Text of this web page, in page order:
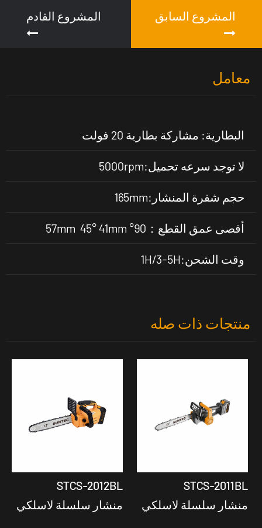
المشروع السابق المشروع القادم
معامل
البطارية: مشاركة بطارية 20 فولت
لا توجد سرعه تحميل:5000rpm
حجم شفرة المنشار:165mm
أقصى عمق القطع：90° 57mm 45° 41mm
وقت الشحن:1H/3-5H
منتجات ذات صله
STCS-2012BL
منشار سلسلة لاسلكي
STCS-2011BL
منشار سلسلة لاسلكي